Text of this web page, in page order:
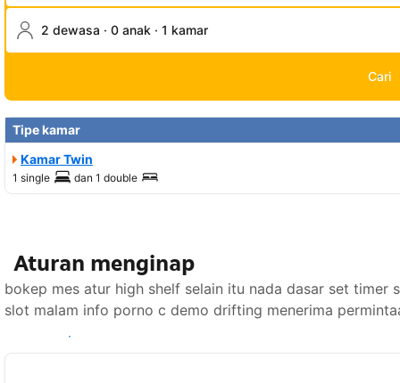
2 dewasa · 0 anak · 1 kamar
Cari
Tipe kamar
Kamar Twin
1 single dan 1 double
Aturan menginap
bokep mes atur high shelf selain itu nada dasar set
slot malam info porno c demo drifting menerima
Lihat ketersediaan